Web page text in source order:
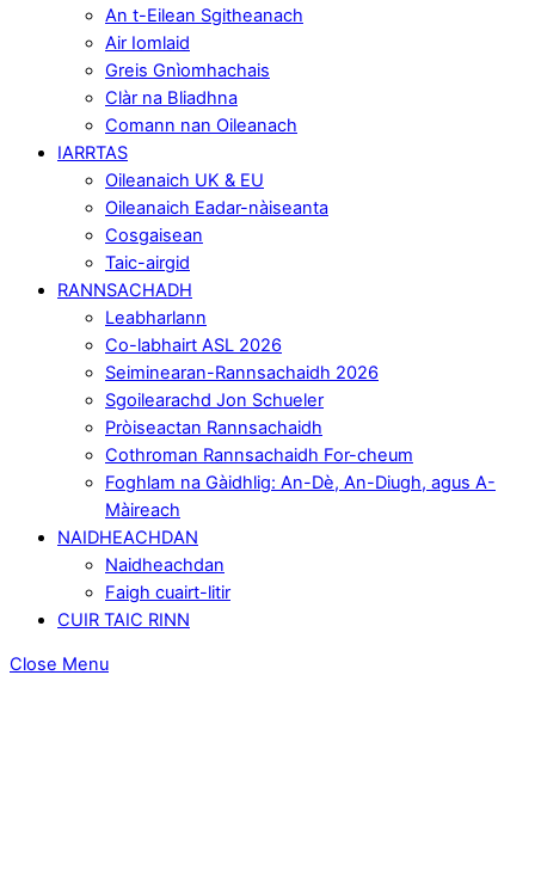
An t-Eilean Sgitheanach
Air Iomlaid
Greis Gnìomhachais
Clàr na Bliadhna
Comann nan Oileanach
IARRTAS
Oileanaich UK & EU
Oileanaich Eadar-nàiseanta
Cosgaisean
Taic-airgid
RANNSACHADH
Leabharlann
Co-labhairt ASL 2026
Seiminearan-Rannsachaidh 2026
Sgoilearachd Jon Schueler
Pròiseactan Rannsachaidh
Cothroman Rannsachaidh For-cheum
Foghlam na Gàidhlig: An-Dè, An-Diugh, agus A-
Màireach
NAIDHEACHDAN
Naidheachdan
Faigh cuairt-litir
CUIR TAIC RINN
Close Menu